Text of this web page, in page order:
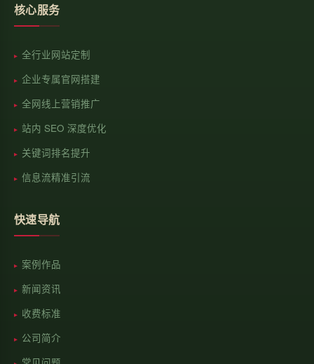
核心服务
全行业网站定制
企业专属官网搭建
全网线上营销推广
站内 SEO 深度优化
关键词排名提升
信息流精准引流
快速导航
案例作品
新闻资讯
收费标准
公司简介